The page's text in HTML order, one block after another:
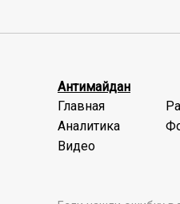
Антимайдан
Главная
Аналитика
Видео